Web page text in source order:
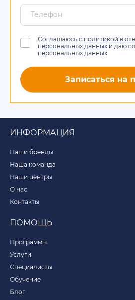
Соглашаюсь с политикой в
персональных данных и даю
персональных данных
Записаться на
ИНФОРМАЦИЯ
Наши бренды
Наша команда
Наши центры
О нас
Контакты
ПОМОЩЬ
Программы
Услуги
Специалисты
Обучение
Блог